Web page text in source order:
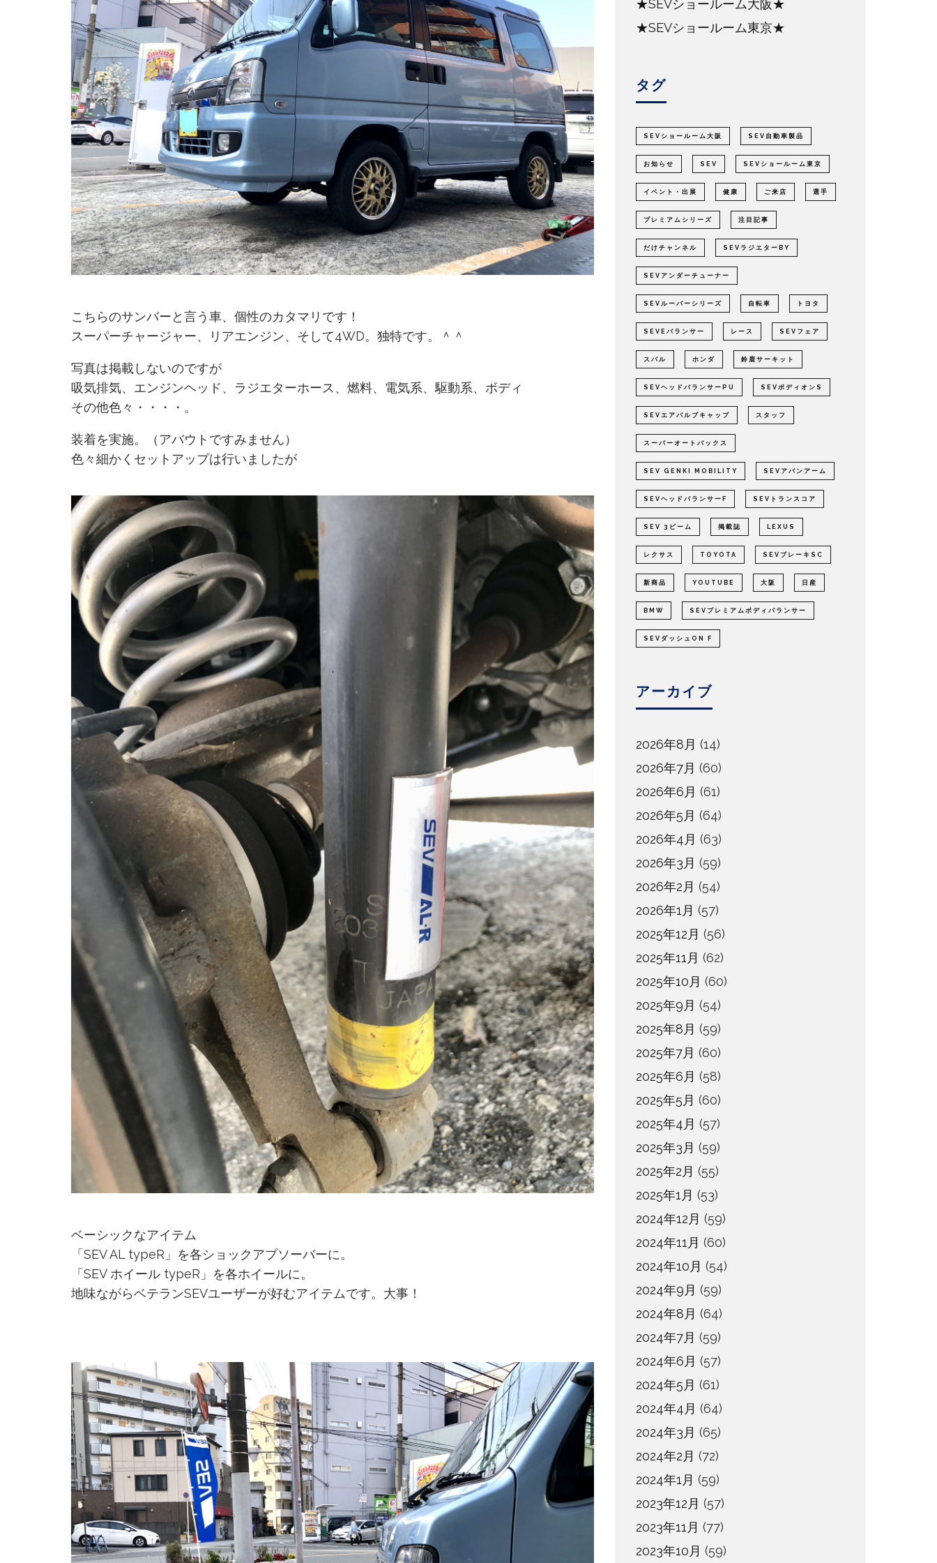
こちらのサンバーと言う車、個性のカタマリです！
スーパーチャージャー、リアエンジン、そして4WD。独特です。＾＾
写真は掲載しないのですが
吸気排気、エンジンヘッド、ラジエターホース、燃料、電気系、駆動系、ボディ
その他色々・・・・。
装着を実施。（アバウトですみません）
色々細かくセットアップは行いましたが
ベーシックなアイテム
「SEV AL typeR」を各ショックアブソーバーに。
「SEV ホイール typeR」を各ホイールに。
地味ながらベテランSEVユーザーが好むアイテムです。大事！
★SEVショールーム大阪★
★SEVショールーム東京★
タグ
SEVショールーム大阪 SEV自動車製品
お知らせ SEV SEVショールーム東京
イベント・出展 健康 ご来店 選手
プレミアムシリーズ 注目記事
だけチャンネル SEVラジエターBY
SEVアンダーチューナー
SEVルーパーシリーズ 自転車 トヨタ
SEVEバランサー レース SEVフェア
スバル ホンダ 鈴鹿サーキット
SEVヘッドバランサーPU SEVボディオンS
SEVエアバルブキャップ スタッフ
スーパーオートバックス
SEV GENKI MOBILITY SEVアバンアーム
SEVヘッドバランサーF SEVトランスコア
SEV 3ビーム 掲載誌 LEXUS
レクサス TOYOTA SEVブレーキSC
新商品 YOUTUBE 大阪 日産
BMW SEVプレミアムボディバランサー
SEVダッシュON F
アーカイブ
2026年8月 (14)
2026年7月 (60)
2026年6月 (61)
2026年5月 (64)
2026年4月 (63)
2026年3月 (59)
2026年2月 (54)
2026年1月 (57)
2025年12月 (56)
2025年11月 (62)
2025年10月 (60)
2025年9月 (54)
2025年8月 (59)
2025年7月 (60)
2025年6月 (58)
2025年5月 (60)
2025年4月 (57)
2025年3月 (59)
2025年2月 (55)
2025年1月 (53)
2024年12月 (59)
2024年11月 (60)
2024年10月 (54)
2024年9月 (59)
2024年8月 (64)
2024年7月 (59)
2024年6月 (57)
2024年5月 (61)
2024年4月 (64)
2024年3月 (65)
2024年2月 (72)
2024年1月 (59)
2023年12月 (57)
2023年11月 (77)
2023年10月 (59)